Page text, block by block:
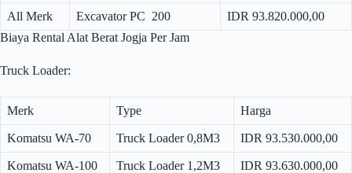
All Merk Excavator PC 200
IDR 93.820.000,00
Biaya Rental Alat Berat Jogja Per Jam
Truck Loader:
Merk Type Harga
Komatsu WA-70 Truck Loader 0,8M3 IDR 93.530.000,00
Komatsu WA-100 Truck Loader 1,2M3 IDR 93.630.000,00